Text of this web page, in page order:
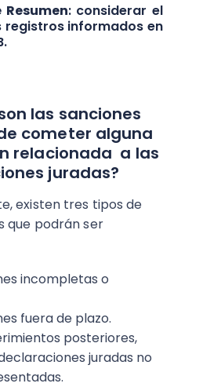
: considerar el
registros informados en
las sanciones
cometer alguna
relacionada a las
juradas?
existen tres tipos de
que podrán ser
incompletas o
fuera de plazo.
posteriores,
juradas no